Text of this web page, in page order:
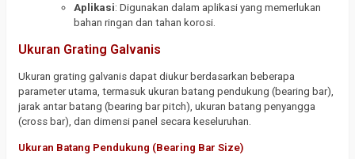
Aplikasi: Digunakan dalam aplikasi yang memerlukan
bahan ringan dan tahan korosi.
Ukuran Grating Galvanis
Ukuran grating galvanis dapat diukur berdasarkan beberapa
parameter utama, termasuk ukuran batang pendukung (bearing bar),
jarak antar batang (bearing bar pitch), ukuran batang penyangga
(cross bar), dan dimensi panel secara keseluruhan.
Ukuran Batang Pendukung (Bearing Bar Size)